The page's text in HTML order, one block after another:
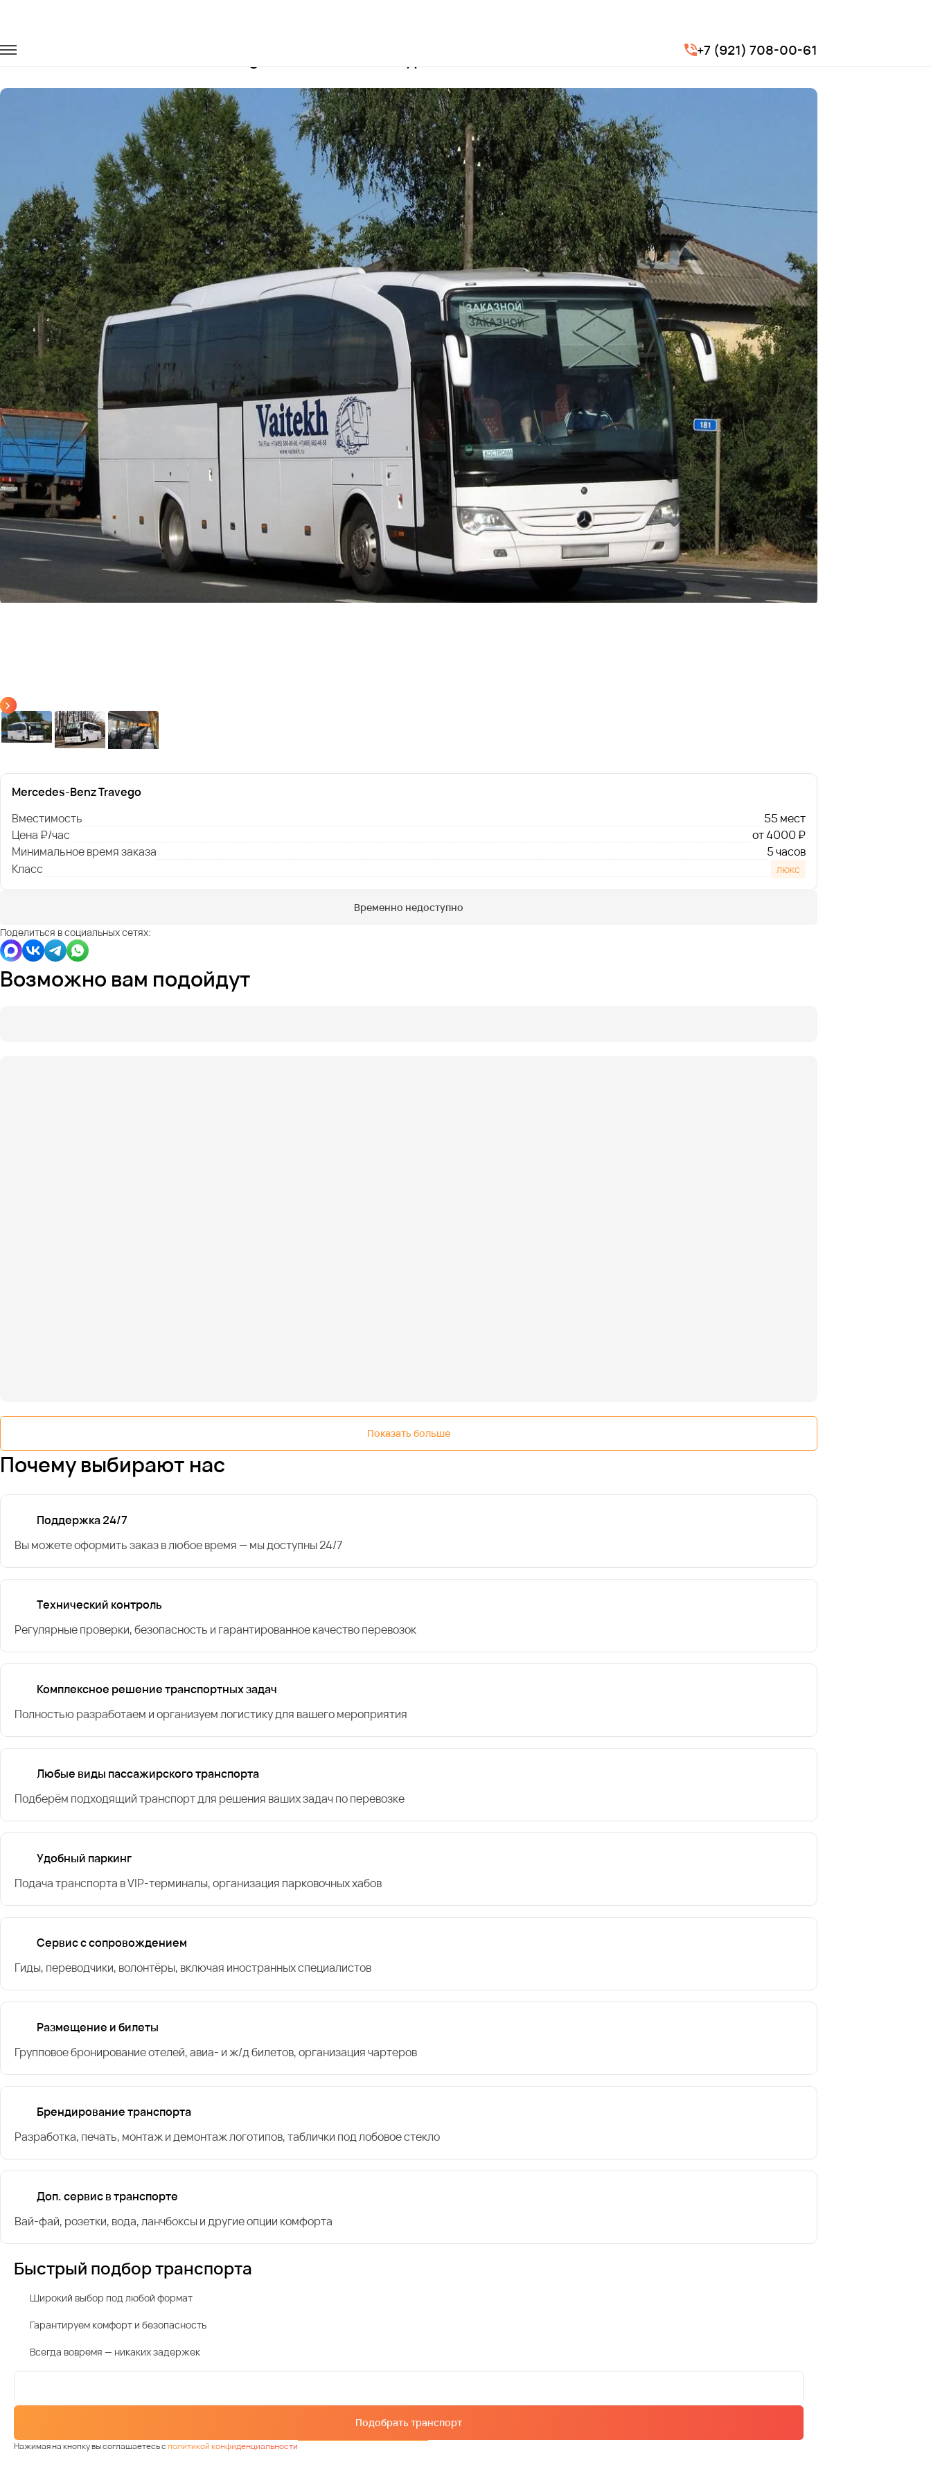
+7 (921) 708-00-61
Заказать Mercedes-Benz Travego с водителем в Мурманске
Mercedes-Benz Travego
Вместимость
55 мест
Цена ₽/час
от 4000 ₽
Минимальное время заказа
5 часов
Класс
люкс
Временно недоступно
Поделиться в социальных сетях:
Возможно вам подойдут
Показать больше
Почему выбирают нас
Поддержка 24/7
Вы можете оформить заказ в любое время — мы доступны 24/7
Технический контроль
Регулярные проверки, безопасность и гарантированное качество перевозок
Комплексное решение транспортных задач
Полностью разработаем и организуем логистику для вашего мероприятия
Любые виды пассажирского транспорта
Подберём подходящий транспорт для решения ваших задач по перевозке
Удобный паркинг
Подача транспорта в VIP-терминалы, организация парковочных хабов
Сервис с сопровождением
Гиды, переводчики, волонтёры, включая иностранных специалистов
Размещение и билеты
Групповое бронирование отелей, авиа- и ж/д билетов, организация чартеров
Брендирование транспорта
Разработка, печать, монтаж и демонтаж логотипов, таблички под лобовое стекло
Доп. сервис в транспорте
Вай-фай, розетки, вода, ланчбоксы и другие опции комфорта
Быстрый подбор транспорта
Широкий выбор под любой формат
Гарантируем комфорт и безопасность
Всегда вовремя — никаких задержек
Подобрать транспорт
Нажимая на кнопку вы соглашаетесь сполитикой конфиденциальности